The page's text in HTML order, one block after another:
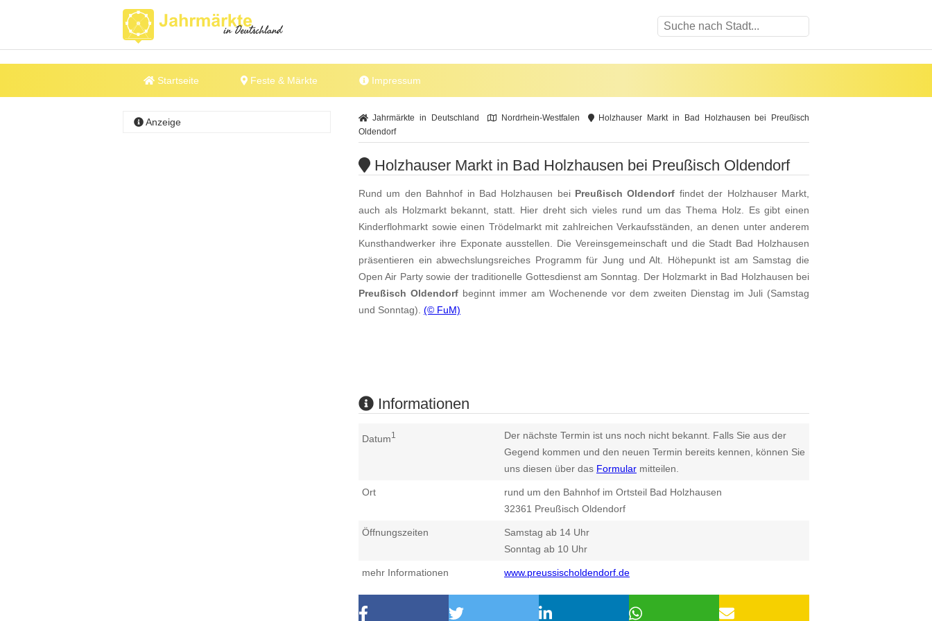
Startseite Feste & Märkte Impressum
Jahrmärkte in Deutschland Nordrhein-Westfalen
Holzhauser Markt in Bad Holzhausen bei Preußisch
Oldendorf
Holzhauser Markt in Bad Holzhausen bei Preußisch Oldendorf
Rund um den Bahnhof in Bad Holzhausen bei Preußisch Oldendorf findet der Holzhauser Markt,
auch als Holzmarkt bekannt, statt. Hier dreht sich vieles rund um das Thema Holz. Es gibt einen
Kinderflohmarkt sowie einen Trödelmarkt mit zahlreichen Verkaufsständen, an denen unter anderem
Kunsthandwerker ihre Exponate ausstellen. Die Vereinsgemeinschaft und die Stadt Bad Holzhausen
präsentieren ein abwechslungsreiches Programm für Jung und Alt. Höhepunkt ist am Samstag die
Open Air Party sowie der traditionelle Gottesdienst am Sonntag. Der Holzmarkt in Bad Holzhausen bei
Preußisch Oldendorf beginnt immer am Wochenende vor dem zweiten Dienstag im Juli (Samstag
und Sonntag). (© FuM)
Informationen
Datum1
Der nächste Termin ist uns noch nicht bekannt. Falls Sie aus der
Gegend kommen und den neuen Termin bereits kennen, können Sie
uns diesen über das Formular mitteilen.
Ort
rund um den Bahnhof im Ortsteil Bad Holzhausen
32361 Preußisch Oldendorf
Öffnungszeiten
Samstag ab 14 Uhr
Sonntag ab 10 Uhr
mehr Informationen www.preussischoldendorf.de
Anzeige